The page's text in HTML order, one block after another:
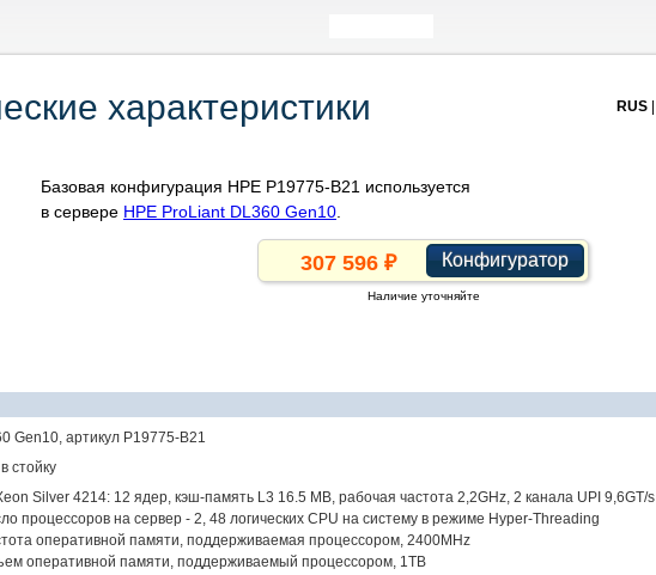
характеристики RUS
Базовая конфигурация HPE P19775-B21 используется
в сервере HPE ProLiant DL360 Gen10
Конфигуратор
Наличие уточняйте
Gen10, артикул P19775-B21
стойку
Silver 4214: 12 ядер, кэш-память L3 16.5 MB, рабочая частота 2,2GHz, 2 канала UPI 9,6GT/s
процессоров на сервер - 2, 48 логических CPU на систему в режиме Hyper-Threading
оперативной памяти, поддерживаемая процессором, 2400MHz
оперативной памяти, поддерживаемый процессором, 1TB